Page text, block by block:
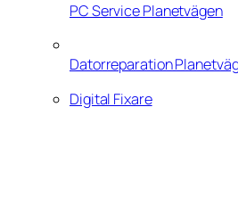
PC Service Planetvägen
Datorreparation
Digital Fixare